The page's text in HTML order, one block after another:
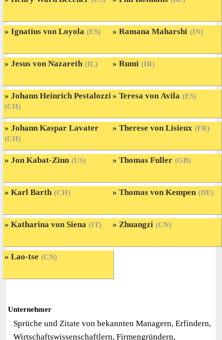
Ignatius von Loyola (ES)
Jesus von Nazareth (IL)
Johann Heinrich Pestalozzi
(CH)
Johann Kaspar Lavater
(CH)
Jon Kabat-Zinn (US)
Karl Barth (CH)
Katharina von Siena (IT)
Lao-tse (CN)
Ramana Maharshi (IN)
Rumi (IR)
Teresa von Avila (ES)
Therese von Lisieux (FR)
Thomas Fuller (GB)
Thomas von Kempen (DE)
Zhuangzi (CN)
Unternehmer
Sprüche und Zitate von bekannten Managern, Erfindern,
Wirtschaftswissenschaftlern, Firmengründern,